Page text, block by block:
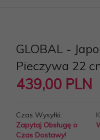
GLOBAL -
Pieczywa 22
439,00 PLN
Czas Wysyłki:
Zapytaj Obsługę o
Czas Dostawy!